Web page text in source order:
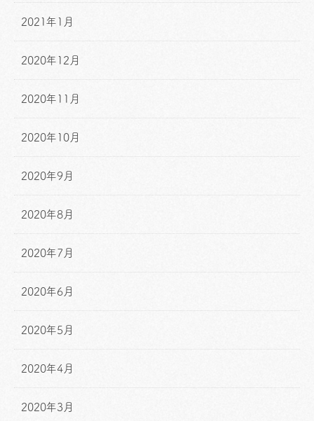
2021年1月
2020年12月
2020年11月
2020年10月
2020年9月
2020年8月
2020年7月
2020年6月
2020年5月
2020年4月
2020年3月